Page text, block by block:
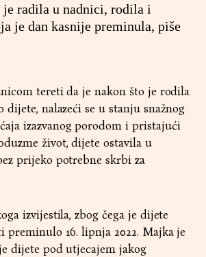
radila u nadnici, rodila i
je dan kasnije preminula, piše
tereti da je nakon što je rodila
dijete, nalazeći se u stanju snažnog
izazvanog porodom i pristajući
život, dijete ostavila u
prijeko potrebne skrbi za
izvijestila, zbog čega je dijete
preminulo 16. lipnja 2022. Majka je
dijete pod utjecajem jakog